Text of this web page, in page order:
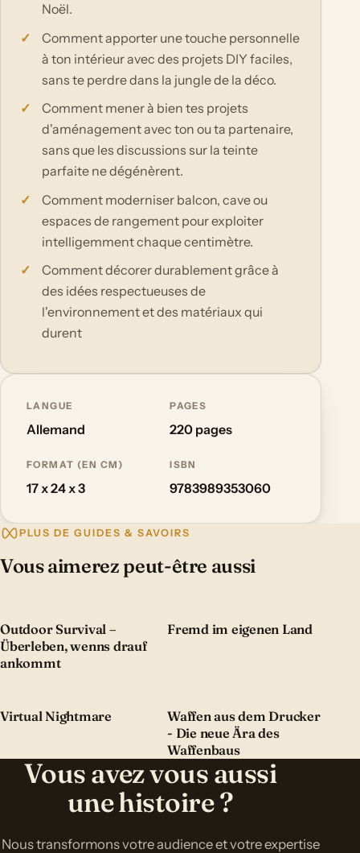
Noël.
Comment apporter une touche personnelle
à ton intérieur avec des projets DIY faciles,
sans te perdre dans la jungle de la déco.
Comment mener à bien tes projets
d'aménagement avec ton ou ta partenaire,
sans que les discussions sur la teinte
parfaite ne dégénèrent.
Comment moderniser balcon, cave ou
espaces de rangement pour exploiter
intelligemment chaque centimètre.
Comment décorer durablement grâce à
des idées respectueuses de
l'environnement et des matériaux qui
durent
LANGUE
Allemand
PAGES
220 pages
FORMAT (EN CM)
17 x 24 x 3
ISBN
9783989353060
PLUS DE GUIDES & SAVOIRS
Vous aimerez peut-être aussi
Outdoor Survival –
Überleben, wenns drauf
ankommt
Fremd im eigenen Land
Virtual Nightmare
Waffen aus dem Drucker
- Die neue Ära des
Waffenbaus
Vous avez vous aussi
une histoire ?
Nous transformons votre audience et votre expertise